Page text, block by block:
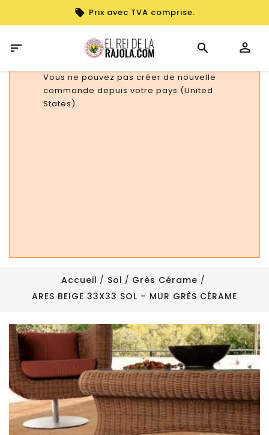
Prix avec TVA comprise.

Vous ne pouvez pas créer de nouvelle
commande depuis votre pays (United
States).
Accueil Sol
Grès Cérame
ARES BEIGE 33X33 SOL – MUR GRÈS CÉRAME